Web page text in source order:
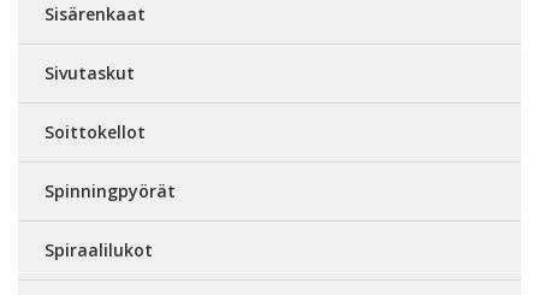
Sisärenkaat
Sivutaskut
Soittokellot
Spinningpyörät
Spiraalilukot